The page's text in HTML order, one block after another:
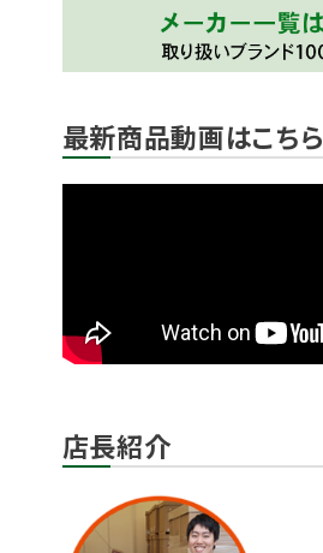
最新商品動画はこちら
店長紹介